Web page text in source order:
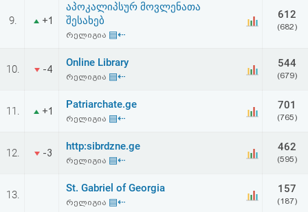
პასუხისმგებლობის
9. +1
აპოკალიპსურ მოვლენათა
შესახებ
რელიგია ▤⇠
612
(682)
10. -4
Online Library
რელიგია ▤⇠
544
(679)
11. +1
Patriarchate.ge
რელიგია ▤⇠
701
(765)
12. -3
http:sibrdzne.ge
რელიგია ▤⇠
462
(595)
13.
St. Gabriel of Georgia
რელიგია ▤⇠
157
(187)